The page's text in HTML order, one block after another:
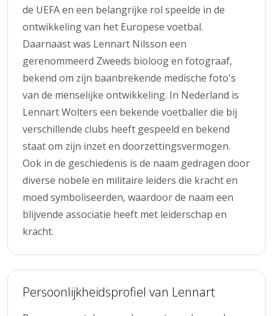
de UEFA en een belangrijke rol speelde in de
ontwikkeling van het Europese voetbal.
Daarnaast was Lennart Nilsson een
gerenommeerd Zweeds bioloog en fotograaf,
bekend om zijn baanbrekende medische foto's
van de menselijke ontwikkeling. In Nederland is
Lennart Wolters een bekende voetballer die bij
verschillende clubs heeft gespeeld en bekend
staat om zijn inzet en doorzettingsvermogen.
Ook in de geschiedenis is de naam gedragen door
diverse nobele en militaire leiders die kracht en
moed symboliseerden, waardoor de naam een
blijvende associatie heeft met leiderschap en
kracht.
Persoonlijkheidsprofiel van Lennart